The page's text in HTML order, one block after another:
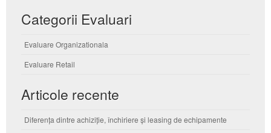
Categorii Evaluari
Evaluare Organizationala
Evaluare Retail
Articole recente
Diferența dintre achiziție, închiriere și leasing de echipamente